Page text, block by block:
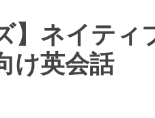
】ネイティ
け英会話